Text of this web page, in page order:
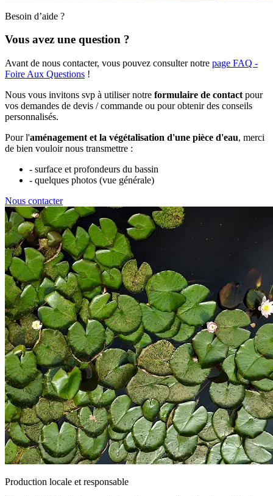
Besoin d’aide ?
Vous avez une question ?
Avant de nous contacter, vous pouvez consulter notre page FAQ -
Foire Aux Questions !
Nous vous invitons svp à utiliser notre formulaire de contact pour
vos demandes de devis / commande ou pour obtenir des conseils
personnalisés.
Pour l'aménagement et la végétalisation d'une pièce d'eau, merci
de bien vouloir nous transmettre :
- surface et profondeurs du bassin
- quelques photos (vue générale)
Nous contacter
Production locale et responsable